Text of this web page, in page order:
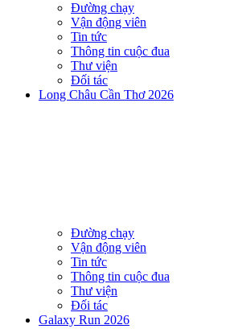
Đường chạy
Vận động viên
Tin tức
Thông tin cuộc đua
Thư viện
Đối tác
Long Châu Cần Thơ 2026
Đường chạy
Vận động viên
Tin tức
Thông tin cuộc đua
Thư viện
Đối tác
Galaxy Run 2026